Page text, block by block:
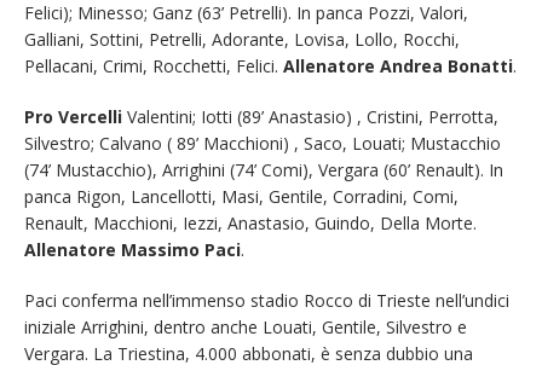
Felici); Minesso; Ganz (63’ Petrelli). In panca Pozzi, Valori,
Galliani, Sottini, Petrelli, Adorante, Lovisa, Lollo, Rocchi,
Pellacani, Crimi, Rocchetti, Felici. Allenatore Andrea Bonatti.
Pro Vercelli Valentini; Iotti (89’ Anastasio) , Cristini, Perrotta,
Silvestro; Calvano ( 89’ Macchioni) , Saco, Louati; Mustacchio
(74’ Mustacchio), Arrighini (74’ Comi), Vergara (60’ Renault). In
panca Rigon, Lancellotti, Masi, Gentile, Corradini, Comi,
Renault, Macchioni, Iezzi, Anastasio, Guindo, Della Morte.
Allenatore Massimo Paci.
Paci conferma nell’immenso stadio Rocco di Trieste nell’undici
iniziale Arrighini, dentro anche Louati, Gentile, Silvestro e
Vergara. La Triestina, 4.000 abbonati, è senza dubbio una